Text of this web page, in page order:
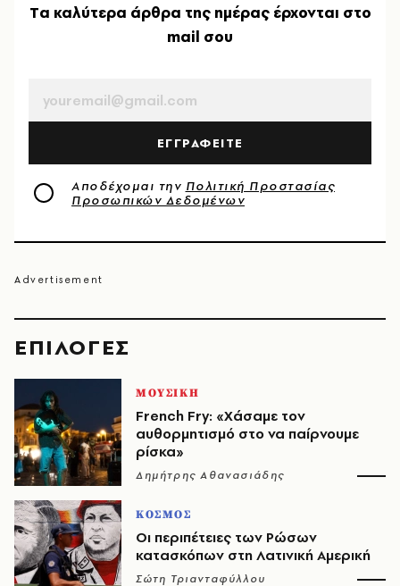
EΠΙΛΟΓΈΣ
ΜΟΥΣΙΚΗ
French Fry: «Χάσαμε τον
αυθορμητισμό στο να παίρνουμε
ρίσκα»
Δημήτρης Αθανασιάδης
ΚΟΣΜΟΣ
Οι περιπέτειες των Ρώσων
κατασκόπων στη Λατινική Αμερική
Σώτη Τριανταφύλλου
Tα καλύτερα άρθρα της ημέρας έρχονται στο
mail σου
ΕΓΓΡΑΦΕΙΤΕ
Αποδέχομαι την Πολιτική Προστασίας
Προσωπικών Δεδομένων